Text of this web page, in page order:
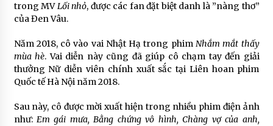
trong MVLối nhỏ, được các fan đặt biệt danh là ”nàng thơ”
của Đen Vâu.
Năm 2018, cô vào vai Nhật Hạ trong phim Nhắm mắt thấy
mùa hè. Vai diễn này cũng đã giúp cô chạm tay đến giải
thưởng Nữ diễn viên chính xuất sắc tại Liên hoan phim
Quốc tế Hà Nội năm 2018.
Sau này, cô được mời xuất hiện trong nhiều phim điện ảnh
như: Em gái mưa, Bằng chứng vô hình, Chàng vợ của anh,